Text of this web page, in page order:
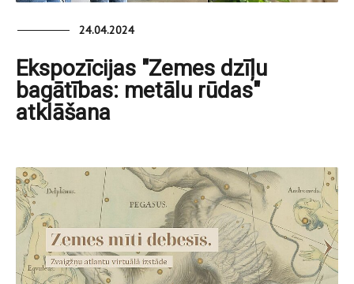
24.04.2024
Ekspozīcijas "Zemes dzīļu
bagātības: metālu rūdas"
atklāšana